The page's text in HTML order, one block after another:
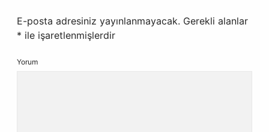
E-posta adresiniz yayınlanmayacak. Gerekli alanlar
* ile işaretlenmişlerdir
Yorum